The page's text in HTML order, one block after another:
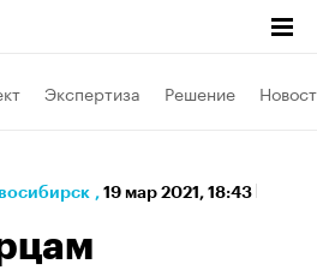
Экспертиза Решение
, 19 мар 2021, 18:43